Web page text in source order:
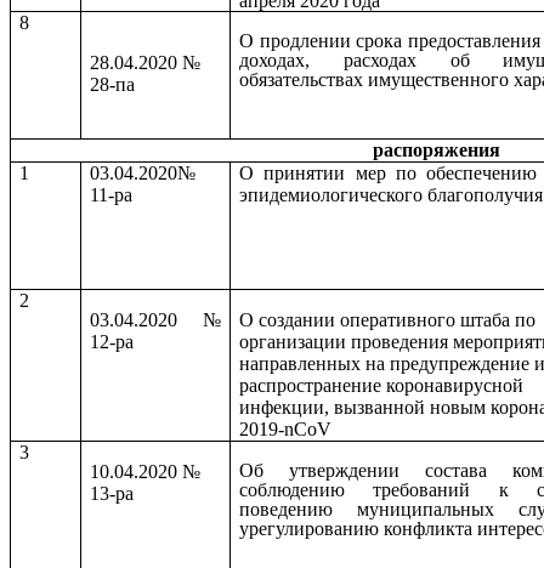
8
28.04.2020 №
28-па
О продлении срока
доходах, расходах об
обязательствах имущественного
распоряжения
1
03.04.2020№
11-ра
О принятии мер по обеспечению
эпидемиологического благополучия
2
03.04.2020 №
12-ра
О создании оперативного штаба по
организации проведения
направленных на предупреждение
распространение коронавирусной
инфекции, вызванной новым
2019-nCоV
3
10.04.2020 №
13-ра
Об утверждении состава
соблюдению требований к
поведению муниципальных
урегулированию конфликта